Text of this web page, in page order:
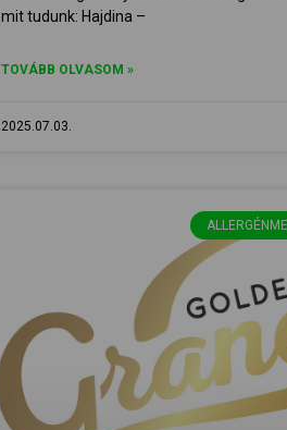
mit tudunk: Hajdina –
TOVÁBB OLVASOM »
2025.07.03.